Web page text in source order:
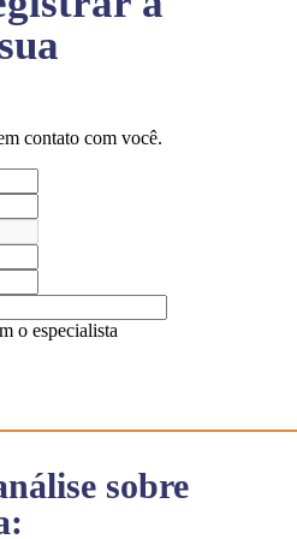
sobre
contato com você.
o especialista